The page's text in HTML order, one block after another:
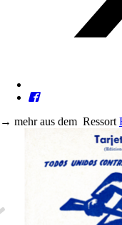
→ mehr aus dem Ressort